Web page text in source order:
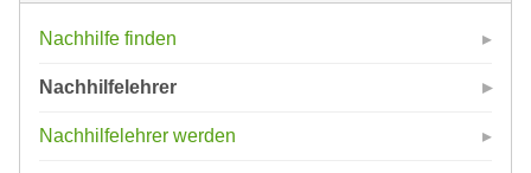
Nachhilfe finden
Nachhilfelehrer
Nachhilfelehrer werden